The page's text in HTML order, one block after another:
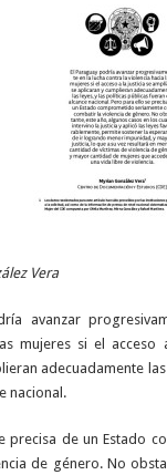
Vera
avanzar
mujeres si el
adecuadamente
nacional.
precisa de un Estado
de género. No